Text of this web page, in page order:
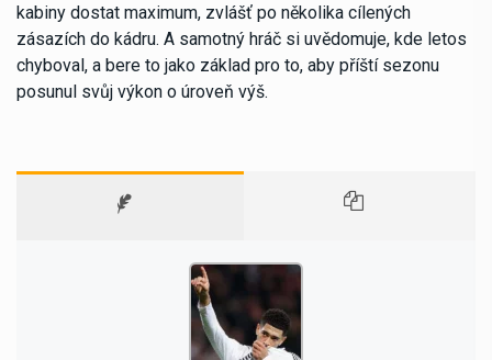
kabiny dostat maximum, zvlášť po několika cílených
zásazích do kádru. A samotný hráč si uvědomuje, kde letos
chyboval, a bere to jako základ pro to, aby příští sezonu
posunul svůj výkon o úroveň výš.